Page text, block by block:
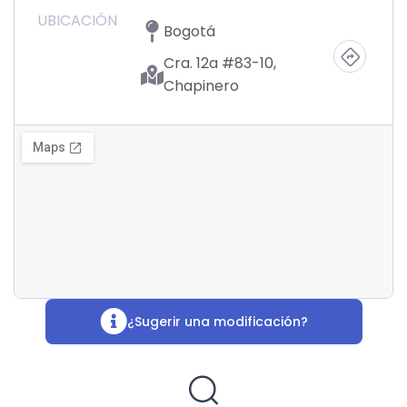
UBICACIÓN
Bogotá
Cra. 12a #83-10,
Chapinero
¿Sugerir una modificación?